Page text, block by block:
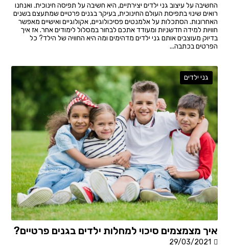
החשיבה על עיצוב גני ילדים יצירתיים, היא חשיבה על תפיסה חינוכית. ואנחנו
רואים שינוי בתפיסת העולם החינוכית, בעיקר בגנים פרטיים שמתעצם בשנים
האחרונות. הסתכלות על אלמנטים פסיכולוגיים, אקולוגיים ואישיים מאפשר
חוויות למידה חדשניות ומעודד אתכם לבחור במסלול לימודים אחר. אז איך
בדיוק מעוצבים אותם גני ילדים מדהימים ומה היא החוויה של הילד? כל
הפרטים בכתבה...
גני ילדים
איך מצמצמים סיכוי למחלות ילדים בגנים פרטיים?
29/03/2021